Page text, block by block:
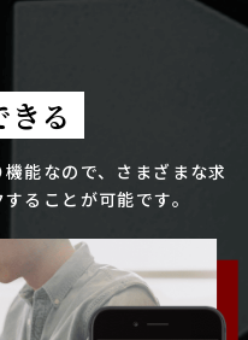
る
能なので、さまざまな求
ることが可能です。